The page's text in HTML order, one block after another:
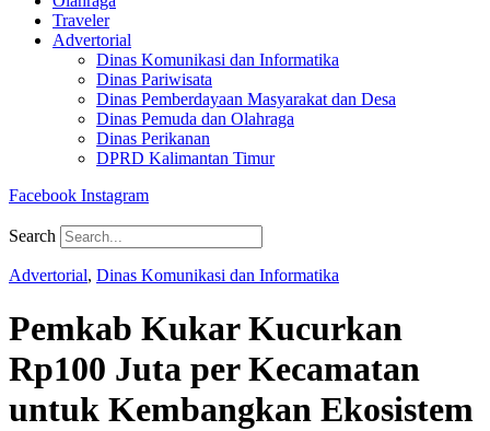
Traveler
Advertorial
Dinas Komunikasi dan Informatika
Dinas Pariwisata
Dinas Pemberdayaan Masyarakat dan Desa
Dinas Pemuda dan Olahraga
Dinas Perikanan
DPRD Kalimantan Timur
Facebook Instagram
Search
Advertorial, Dinas Komunikasi dan Informatika
Pemkab Kukar Kucurkan
Rp100 Juta per Kecamatan
untuk Kembangkan Ekosistem